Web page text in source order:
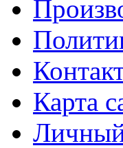
Карта